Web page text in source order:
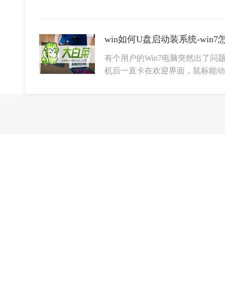
win如何U盘启动装系统-win7
有个用户的Win7电脑突然出了问
机后一直卡在欢迎界面，鼠标能